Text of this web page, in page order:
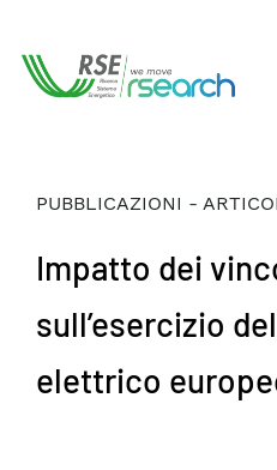
PUBBLICAZIONI -
Impatto dei
sull’esercizio
elettrico